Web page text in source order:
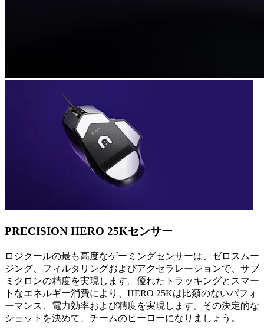
PRECISION HERO 25Kセンサー
ロジクールの最も高度なゲーミングセンサーは、ゼロスムー
ジング、フィルタリングおよびアクセラレーションで、サブ
ミクロンの精度を実現します。優れたトラッキングとスマー
トなエネルギー消費により、HERO 25Kは比類のないパフォ
ーマンス、電力効率および精度を実現します。その決定的な
ショットを決めて、チームのヒーローになりましょう。